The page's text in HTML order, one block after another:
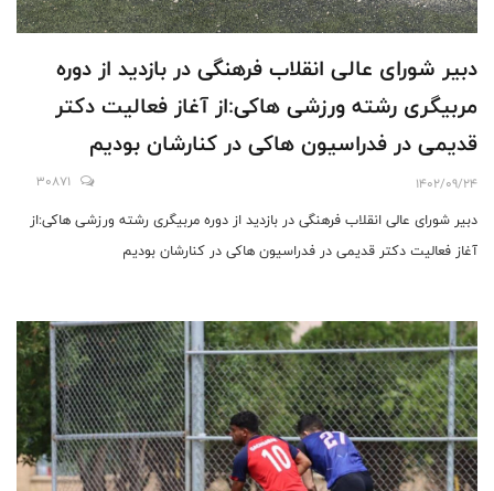
دبیر شورای عالی انقلاب فرهنگی در بازدید از دوره
مربیگری رشته ورزشی هاکی:از آغاز فعالیت دکتر
قدیمی در فدراسیون هاکی در کنارشان بودیم
1402/09/24
30871
دبیر شورای عالی انقلاب فرهنگی در بازدید از دوره مربیگری رشته ورزشی هاکی:از
آغاز فعالیت دکتر قدیمی در فدراسیون هاکی در کنارشان بودیم